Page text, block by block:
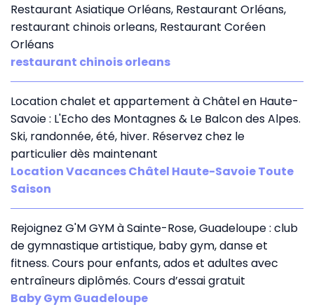
Restaurant Asiatique Orléans, Restaurant Orléans,
restaurant chinois orleans, Restaurant Coréen
Orléans
restaurant chinois orleans
Location chalet et appartement à Châtel en Haute-
Savoie : L'Echo des Montagnes & Le Balcon des Alpes.
Ski, randonnée, été, hiver. Réservez chez le
particulier dès maintenant
Location Vacances Châtel Haute-Savoie Toute
Saison
Rejoignez G'M GYM à Sainte-Rose, Guadeloupe : club
de gymnastique artistique, baby gym, danse et
fitness. Cours pour enfants, ados et adultes avec
entraîneurs diplômés. Cours d’essai gratuit
Baby Gym Guadeloupe